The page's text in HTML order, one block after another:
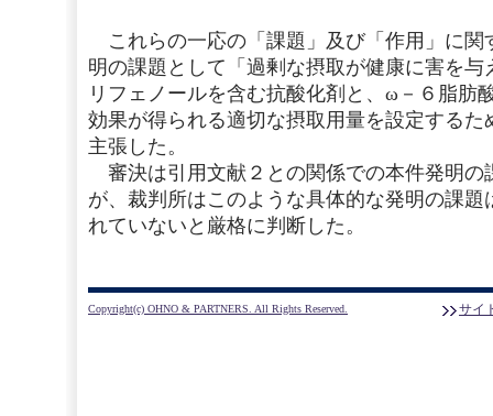
これらの一応の「課題」及び「作用」に関
明の課題として「過剰な摂取が健康に害を
リフェノールを含む抗酸化剤と、ω－６脂肪
効果が得られる適切な摂取用量を設定する
主張した。
審決は引用文献２との関係での本件発明の
が、裁判所はこのような具体的な発明の課
れていないと厳格に判断した。
Copyright(c) OHNO & PARTNERS. All Rights Reserved. サイ